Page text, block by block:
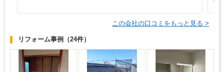
す
この会社の口コミをもっと見る >
リフォーム事例 （24件）